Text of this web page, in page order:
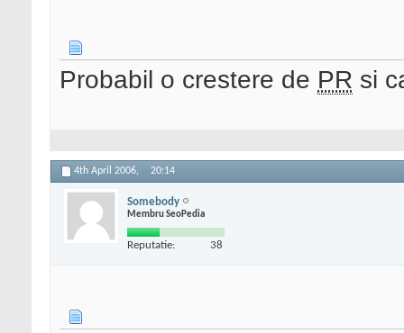
Probabil o crestere de PR si
4th April 2006, 20:14
Somebody
Membru SeoPedia
Reputatie: 38